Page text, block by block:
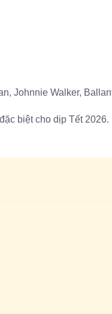
Johnnie Walker,
biệt cho dịp Tết 2026.